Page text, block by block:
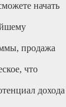
начать
продажа
что
дохода